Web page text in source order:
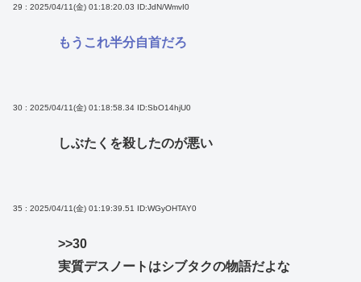
29 : 2025/04/11(金) 01:18:20.03 ID:JdN/WmvI0
もうこれ半分自首だろ
30 : 2025/04/11(金) 01:18:58.34 ID:SbO14hjU0
しぶたくを殺したのが悪い
35 : 2025/04/11(金) 01:19:39.51 ID:WGyOHTAY0
>>30
実質デスノートはシブタクの物語だよな